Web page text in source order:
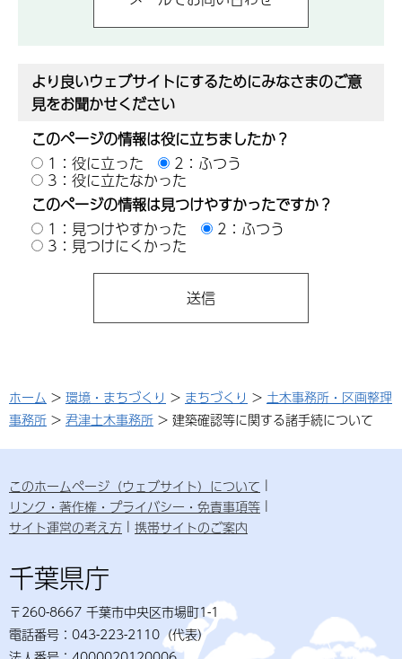
より良いウェブサイトにするためにみなさまのご意
見をお聞かせください
このページの情報は役に立ちましたか？
1：役に立った
2：ふつう
3：役に立たなかった
このページの情報は見つけやすかったですか？
1：見つけやすかった
2：ふつう
3：見つけにくかった
ホーム > 環境・まちづくり > まちづくり > 土木事務所・区画整理
事務所 > 君津土木事務所 > 建築確認等に関する諸手続について
このホームページ（ウェブサイト）について
リンク・著作権・プライバシー・免責事項等
サイト運営の考え方
携帯サイトのご案内
千葉県庁
〒260-8667 千葉市中央区市場町1-1
電話番号：043-223-2110（代表）